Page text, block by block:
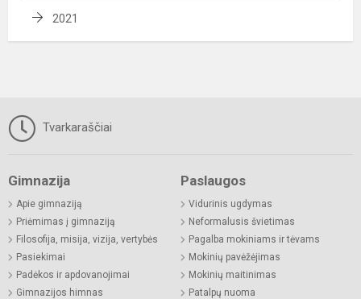
2021
Tvarkaraščiai
Gimnazija
Apie gimnaziją
Priėmimas į gimnaziją
Filosofija, misija, vizija, vertybės
Pasiekimai
Padėkos ir apdovanojimai
Gimnazijos himnas
Paslaugos
Vidurinis ugdymas
Neformalusis švietimas
Pagalba mokiniams ir tėvams
Mokinių pavėžėjimas
Mokinių maitinimas
Patalpų nuoma